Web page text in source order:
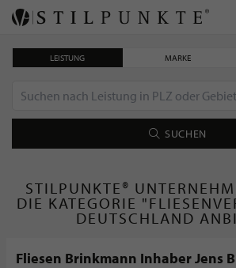
LEISTUNG MARKE
SUCHEN
STILPUNKTE®
DIE KATEGORIE
DEUTSCHLAND
Fliesen Brinkmann Inhaber Jens